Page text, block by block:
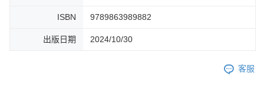
ISBN 9789863989882
出版日期 2024/10/30
客服